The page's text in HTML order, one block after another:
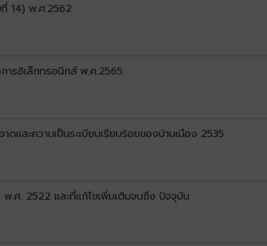
14) พ.ศ.2562
รอิเล็กทรอนิกส์ พ.ศ.2565
และความเป็นระเบียบเรียบร้อยของบ้านเมือง 2535
ศ. 2522 และที่แก้ไขเพิ่มเติมจนถึง ปัจจุบัน